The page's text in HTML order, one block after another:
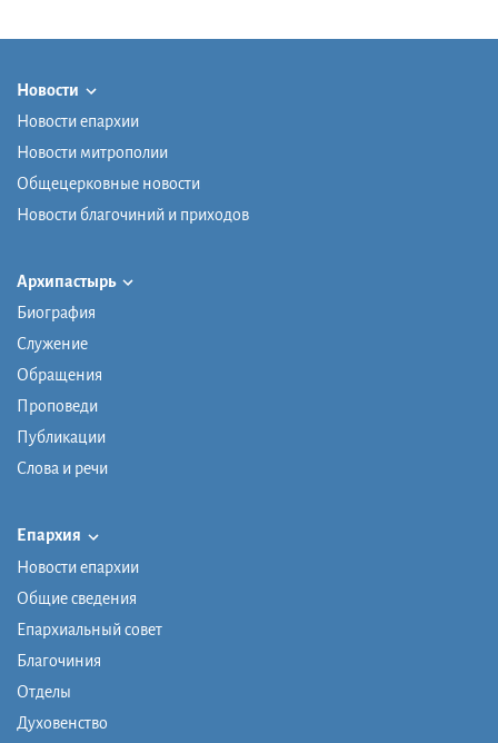
Новости
Новости епархии
Новости митрополии
Общецерковные новости
Новости благочиний и приходов
Архипастырь
Биография
Служение
Обращения
Проповеди
Публикации
Слова и речи
Епархия
Новости епархии
Общие сведения
Епархиальный совет
Благочиния
Отделы
Духовенство